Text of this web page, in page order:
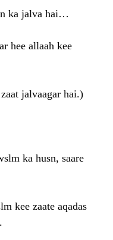
ka jalva hai…
hee allaah kee
jalvaagar hai.)
ka husn, saare
kee zaate aqadas